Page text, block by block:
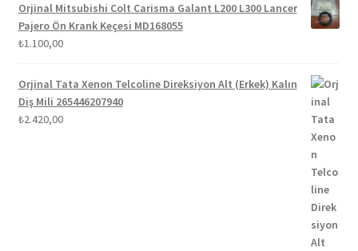
Orjinal Mitsubishi Colt Carisma Galant L200 L300 Lancer
Pajero Ön Krank Keçesi MD168055
₺1.100,00
Orjinal Tata Xenon Telcoline Direksiyon Alt (Erkek) Kalın
Diş Mili 265446207940
₺2.420,00